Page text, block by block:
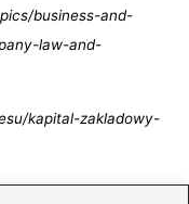
business-and-
law-and-
kapital-zakladowy-